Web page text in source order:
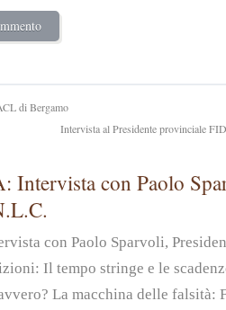
di Bergamo
Intervista al Presidente provinciale
Intervista con Paolo
con Paolo Sparvoli,
Il tempo stringe e le
La macchina delle falsità: